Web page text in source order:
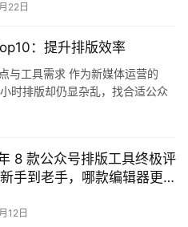
22日
：提升排版效率
与工具需求 作为新媒体运营的
时排版却仍显杂乱，找合适公众
激烈，排版美观度、出稿效率直
，但质量参差不齐，有的功能单
8 款公众号排版工具终极评
手到老手，哪款编辑器更
12日